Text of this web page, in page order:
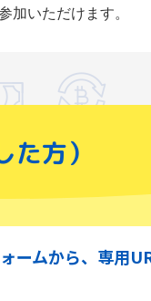
加いただけます。
方）
ームから、専用